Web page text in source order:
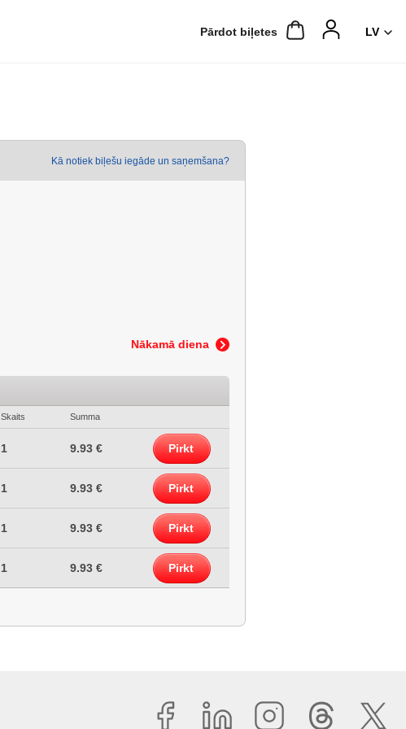
Pārdot biļetes
Kā notiek biļešu iegāde un saņemšana?
Nākamā diena
Skaits Summa
1 9.93 € Pirkt
1 9.93 € Pirkt
1 9.93 € Pirkt
1 9.93 € Pirkt